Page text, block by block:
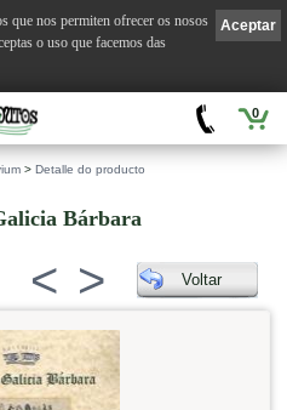
0
> Detalle do producto
Bárbara
< > Voltar
Aceptar
que nos permiten ofrecer os nosos
o uso que facemos das